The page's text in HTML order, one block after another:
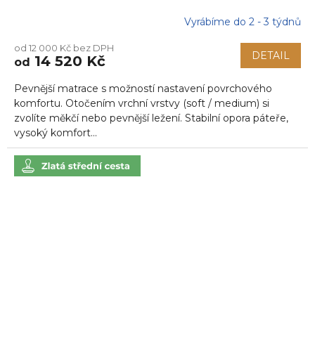
produktu
je
z
5
hvězdiček.
Vyrábíme do 2 - 3 týdnů
od 12 000 Kč bez DPH
od 14 520 Kč DETAIL
Pevnější matrace s možností nastavení povrchového
komfortu. Otočením vrchní vrstvy (soft / medium) si
zvolíte měkčí nebo pevnější ležení. Stabilní opora páteře,
vysoký komfort...